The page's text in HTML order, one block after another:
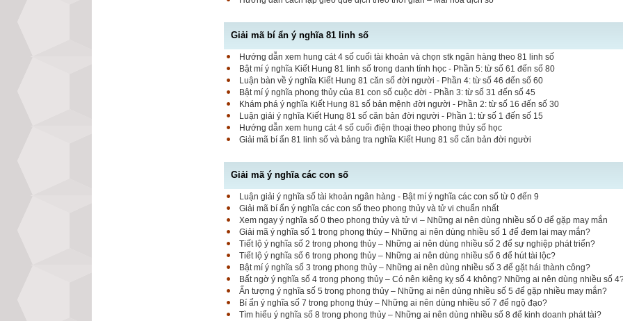
Giải mã bí ẩn ý nghĩa 81 linh số
Hướng dẫn xem hung cát 4 số cuối tài khoản và chọn stk ngân hàng theo 81 linh số
Bật mí ý nghĩa Kiết Hung 81 linh số trong danh tính học - Phần 5: từ số 61 đến số 80
Luận bàn về ý nghĩa Kiết Hung 81 căn số đời người - Phần 4: từ số 46 đến số 60
Bật mí ý nghĩa phong thủy của 81 con số cuộc đời - Phần 3: từ số 31 đến số 45
Khám phá ý nghĩa Kiết Hung 81 số bản mệnh đời người - Phần 2: từ số 16 đến số 30
Luận giải ý nghĩa Kiết Hung 81 số căn bản đời người - Phần 1: từ số 1 đến số 15
Hướng dẫn xem hung cát 4 số cuối điện thoại theo phong thủy số học
Giải mã bí ẩn 81 linh số và bảng tra nghĩa Kiết Hung 81 số căn bản đời người
Giải mã ý nghĩa các con số
Luận giải ý nghĩa số tài khoản ngân hàng - Bật mí ý nghĩa các con số từ 0 đến 9
Giải mã bí ẩn ý nghĩa các con số theo phong thủy và tử vi chuẩn nhất
Xem ngay ý nghĩa số 0 theo phong thủy và tử vi – Những ai nên dùng nhiều số 0 để gặp may mắn
Giải mã ý nghĩa số 1 trong phong thủy – Những ai nên dùng nhiều số 1 để đem lại may mắn?
Tiết lộ ý nghĩa số 2 trong phong thủy – Những ai nên dùng nhiều số 2 để sự nghiệp phát triển?
Tiết lộ ý nghĩa số 6 trong phong thủy – Những ai nên dùng nhiều số 6 để hút tài lộc?
Bật mí ý nghĩa số 3 trong phong thủy – Những ai nên dùng nhiều số 3 để gặt hái thành công?
Bất ngờ ý nghĩa số 4 trong phong thủy – Có nên kiêng kỵ số 4 không? Những ai nên dùng nhiều số
Ấn tượng ý nghĩa số 5 trong phong thủy – Những ai nên dùng nhiều số 5 để gặp nhiều may mắn?
Bí ẩn ý nghĩa số 7 trong phong thủy – Những ai nên dùng nhiều số 7 để ngộ đạo?
Tìm hiểu ý nghĩa số 8 trong phong thủy – Những ai nên dùng nhiều số 8 để kinh doanh phát tài?